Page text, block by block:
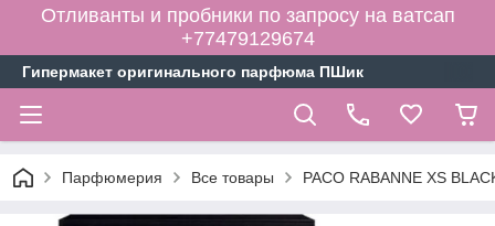
Отливанты и пробники по запросу на ватсап
+77479129674
Гипермакет оригинального парфюма ПШик
Парфюмерия Все товары PACO RABANNE XS